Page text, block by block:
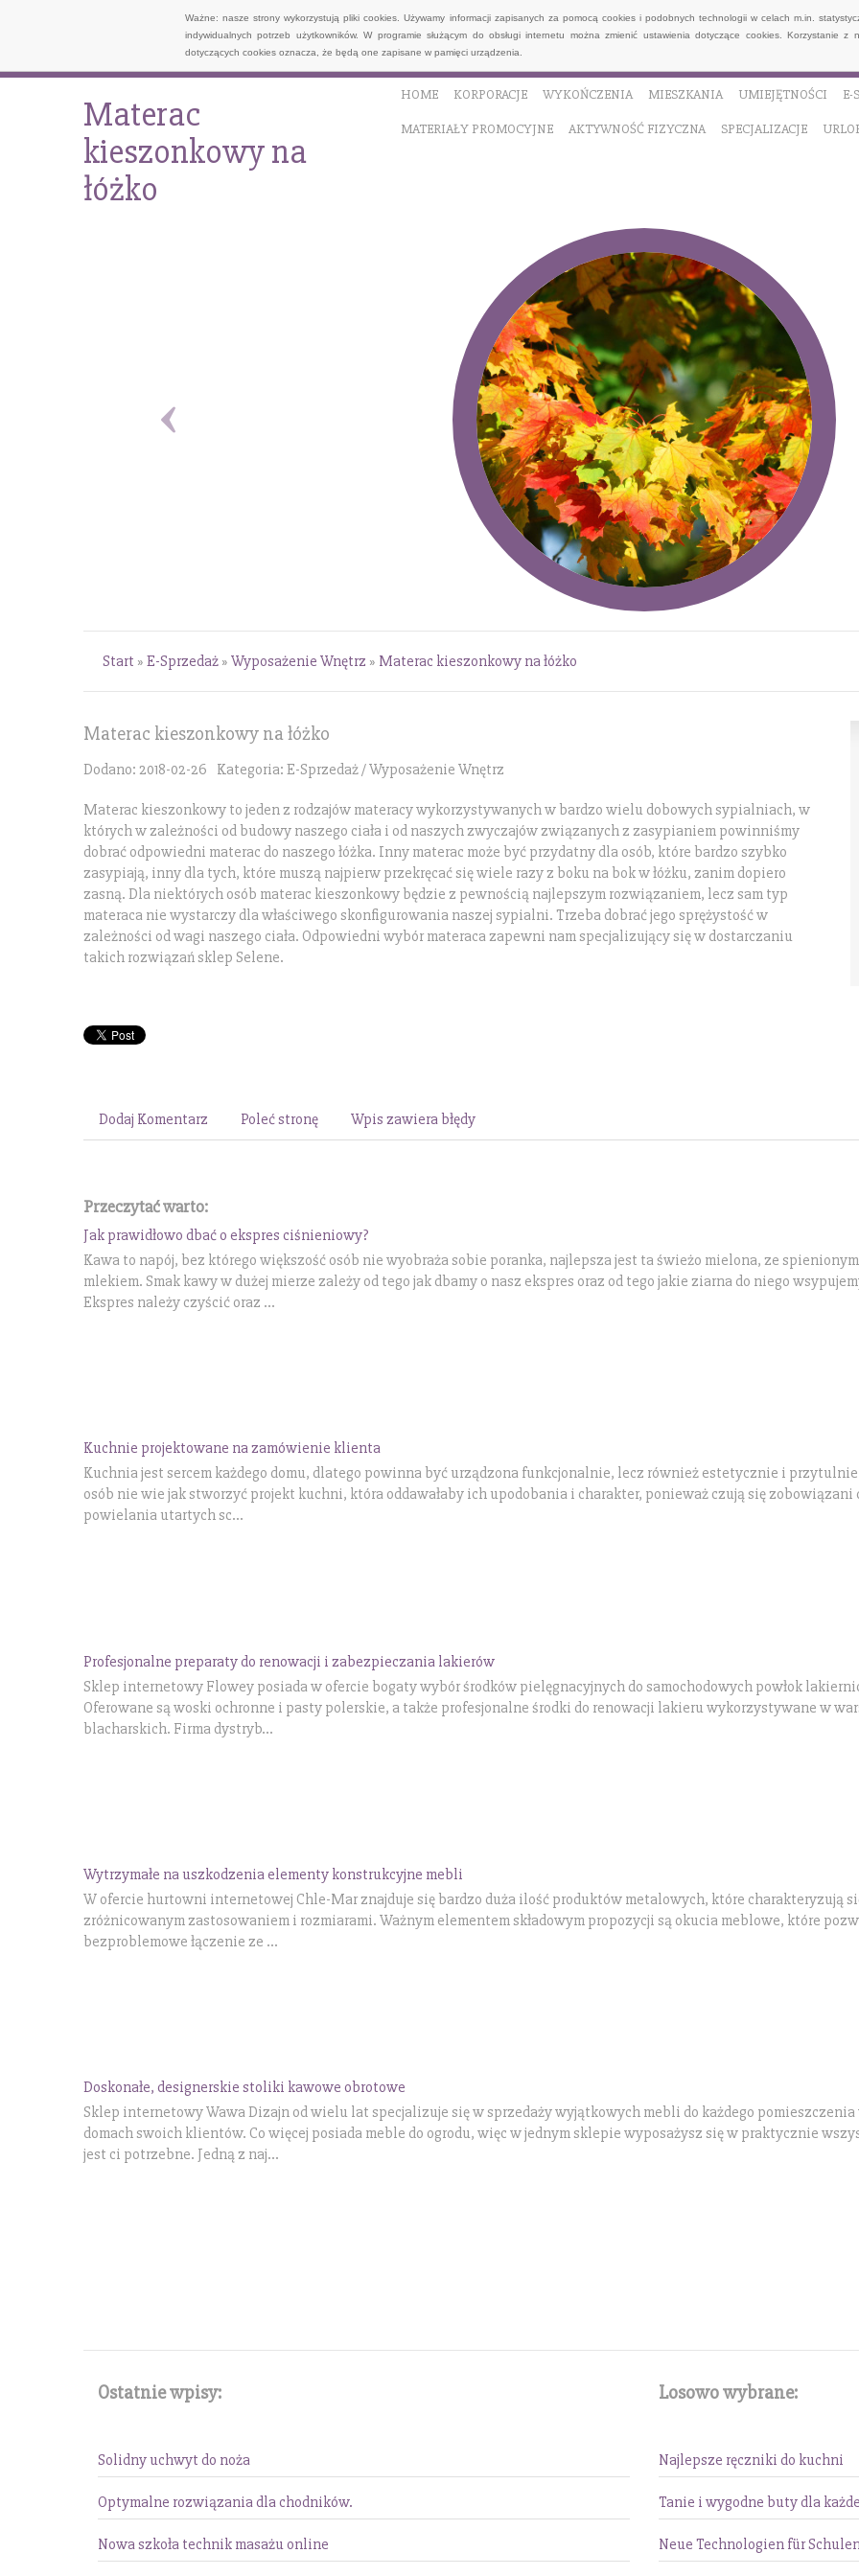
Ważne: nasze strony wykorzystują pliki cookies. Używamy informacji zapisanych za pomocą cookies i podobnych technologii w celach m.in.
indywidualnych potrzeb użytkowników. W programie służącym do obsługi internetu można zmienić ustawienia dotyczące cookies. Korzystanie z
dotyczących cookies oznacza, że będą one zapisane w pamięci urządzenia.
HOME KORPORACJE WYKOŃCZENIA MIESZKANIA UMIEJĘTNOŚCI E-
MATERIAŁY PROMOCYJNE AKTYWNOŚĆ FIZYCZNA SPECJALIZACJE
Materac
kieszonkowy na
łóżko
Start » E-Sprzedaż » Wyposażenie Wnętrz » Materac kieszonkowy na łóżko
Materac kieszonkowy na łóżko
Dodano: 2018-02-26 Kategoria: E-Sprzedaż / Wyposażenie Wnętrz
Materac kieszonkowy to jeden z rodzajów materacy wykorzystywanych w bardzo wielu dobowych sypialniach, w
których w zależności od budowy naszego ciała i od naszych zwyczajów związanych z zasypianiem powinniśmy
dobrać odpowiedni materac do naszego łóżka. Inny materac może być przydatny dla osób, które bardzo szybko
zasypiają, inny dla tych, które muszą najpierw przekręcać się wiele razy z boku na bok w łóżku, zanim dopiero
zasną. Dla niektórych osób materac kieszonkowy będzie z pewnością najlepszym rozwiązaniem, lecz sam typ
materaca nie wystarczy dla właściwego skonfigurowania naszej sypialni. Trzeba dobrać jego sprężystość w
zależności od wagi naszego ciała. Odpowiedni wybór materaca zapewni nam specjalizujący się w dostarczaniu
takich rozwiązań sklep Selene.
Dodaj Komentarz Poleć stronę Wpis zawiera błędy
Przeczytać warto:
Jak prawidłowo dbać o ekspres ciśnieniowy?
Kawa to napój, bez którego większość osób nie wyobraża sobie poranka, najlepsza jest ta świeżo mielona, ze spienionym
mlekiem. Smak kawy w dużej mierze zależy od tego jak dbamy o nasz ekspres oraz od tego jakie ziarna do niego
Ekspres należy czyścić oraz ...
Kuchnie projektowane na zamówienie klienta
Kuchnia jest sercem każdego domu, dlatego powinna być urządzona funkcjonalnie, lecz również estetycznie i
osób nie wie jak stworzyć projekt kuchni, która oddawałaby ich upodobania i charakter, ponieważ czują się zobowiązani
powielania utartych sc...
Profesjonalne preparaty do renowacji i zabezpieczania lakierów
Sklep internetowy Flowey posiada w ofercie bogaty wybór środków pielęgnacyjnych do samochodowych powłok
Oferowane są woski ochronne i pasty polerskie, a także profesjonalne środki do renowacji lakieru wykorzystywane w
blacharskich. Firma dystryb...
Wytrzymałe na uszkodzenia elementy konstrukcyjne mebli
W ofercie hurtowni internetowej Chle-Mar znajduje się bardzo duża ilość produktów metalowych, które charakteryzują
zróżnicowanym zastosowaniem i rozmiarami. Ważnym elementem składowym propozycji są okucia meblowe, które
bezproblemowe łączenie ze ...
Doskonałe, designerskie stoliki kawowe obrotowe
Sklep internetowy Wawa Dizajn od wielu lat specjalizuje się w sprzedaży wyjątkowych mebli do każdego pomieszczenia
domach swoich klientów. Co więcej posiada meble do ogrodu, więc w jednym sklepie wyposażysz się w praktycznie
jest ci potrzebne. Jedną z naj...
Ostatnie wpisy:
Solidny uchwyt do noża
Optymalne rozwiązania dla chodników.
Nowa szkoła technik masażu online
Losowo wybrane:
Najlepsze ręczniki do kuchni
Tanie i wygodne buty dla
Neue Technologien für